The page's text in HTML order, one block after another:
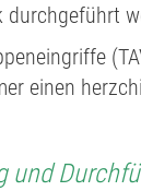
durchgeführt
einen
und